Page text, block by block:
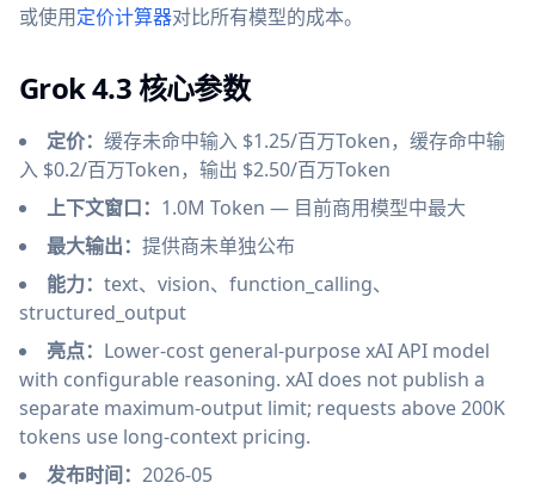
或使用定价计算器对比所有模型的成本。
Grok 4.3 核心参数
定价： 缓存未命中输入 $1.25/百万Token，缓存命中输
入 $0.2/百万Token，输出 $2.50/百万Token
上下文窗口： 1.0M Token — 目前商用模型中最大
最大输出： 提供商未单独公布
能力： text、vision、function_calling、
structured_output
亮点： Lower-cost general-purpose xAI API model
with configurable reasoning. xAI does not publish a
separate maximum-output limit; requests above 200K
tokens use long-context pricing.
发布时间： 2026-05